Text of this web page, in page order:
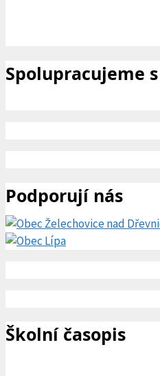
Spolupracujeme s
Podporují nás
Školní časopis